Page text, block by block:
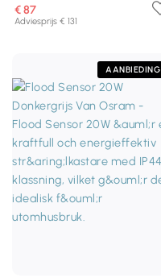
€ 87
Adviesprijs € 131
AANBIEDING